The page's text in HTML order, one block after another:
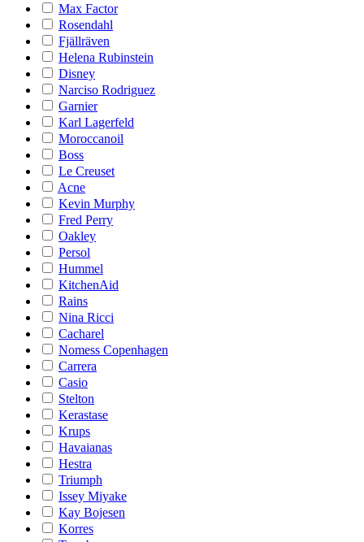
Max Factor
Rosendahl
Fjällräven
Helena Rubinstein
Disney
Narciso Rodriguez
Garnier
Karl Lagerfeld
Moroccanoil
Boss
Le Creuset
Acne
Kevin Murphy
Fred Perry
Oakley
Persol
Hummel
KitchenAid
Rains
Nina Ricci
Cacharel
Nomess Copenhagen
Carrera
Casio
Stelton
Kerastase
Krups
Havaianas
Hestra
Triumph
Issey Miyake
Kay Bojesen
Korres